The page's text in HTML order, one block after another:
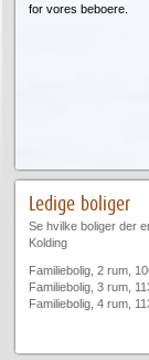
for vores beboere.
Ledige boliger
Se hvilke boliger der
Kolding
Familiebolig, 2 rum,
Familiebolig, 3 rum,
Familiebolig, 4 rum,